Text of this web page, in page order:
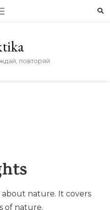
повторяй
about nature. It covers
of nature.